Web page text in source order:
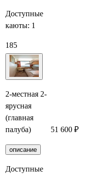
Доступные
каюты: 1
185
2-местная 2-
ярусная
(главная
палуба)
описание
Доступные
51 600 ₽